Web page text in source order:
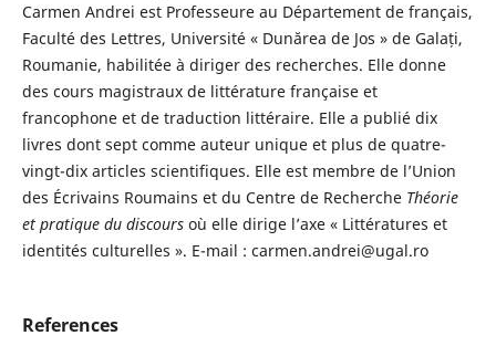
Carmen Andrei est Professeure au Département de français,
Faculté des Lettres, Université « Dunărea de Jos » de Galați,
Roumanie, habilitée à diriger des recherches. Elle donne
des cours magistraux de littérature française et
francophone et de traduction littéraire. Elle a publié dix
livres dont sept comme auteur unique et plus de quatre-
vingt-dix articles scientifiques. Elle est membre de l’Union
des Écrivains Roumains et du Centre de Recherche Théorie
et pratique du discoursoù elle dirige l’axe « Littératures et
identités culturelles ». E-mail : carmen.andrei@ugal.ro
References